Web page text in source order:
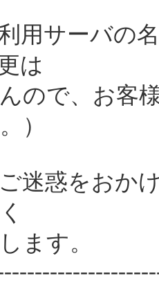
利用サーバの
は
ので、お客
）
迷惑をおか
ます。